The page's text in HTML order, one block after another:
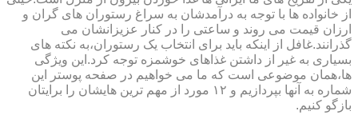
از خانواده ها با توجه به درآمدشان به سراغ رستوران های گران و
ارزان قیمت می روند و ساعتی را در کنار عزیزانشان می
گذرانند.غافل از اینکه باید برای انتخاب یک رستوران،به نکته های
بسیاری به غیر از داشتن غذاهای خوشمزه توجه کرد.این ویژگی
ها،همان موضوعی است که ما می خواهیم در صفحه پوستر این
شماره به آنها بپردازیم و ۱۲ مورد از مهم ترین هایشان را برایتان
بازگو کنیم.